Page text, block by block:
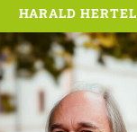
HARALD HERTEL